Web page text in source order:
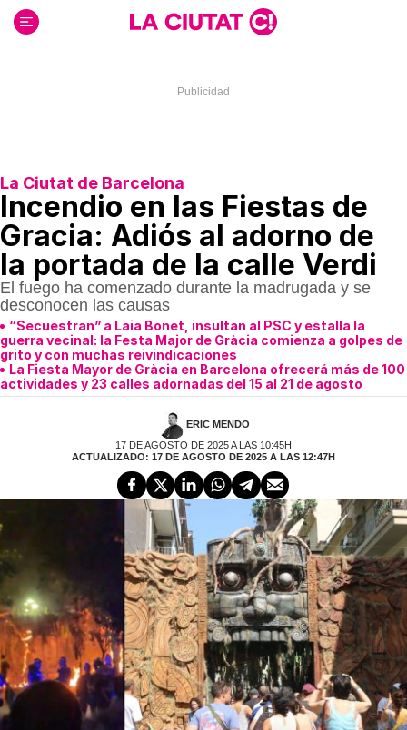
contenido
La Ciutat de Barcelona
Incendio en las Fiestas de
Gracia: Adiós al adorno de
la portada de la calle Verdi
El fuego ha comenzado durante la madrugada y se
desconocen las causas
“Secuestran” a Laia Bonet, insultan al PSC y estalla la
guerra vecinal: la Festa Major de Gràcia comienza a golpes de
grito y con muchas reivindicaciones
La Fiesta Mayor de Gràcia en Barcelona ofrecerá más de 100
actividades y 23 calles adornadas del 15 al 21 de agosto
ERIC MENDO
17 DE AGOSTO DE 2025 A LAS 10:45H
ACTUALIZADO: 17 DE AGOSTO DE 2025 A LAS 12:47H